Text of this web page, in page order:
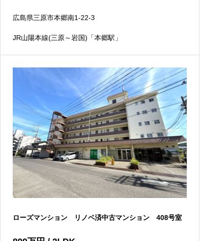
広島県三原市本郷南1-22-3
JR山陽本線(三原～岩国)「本郷駅」
ローズマンション リノベ済中古マンション 408号室